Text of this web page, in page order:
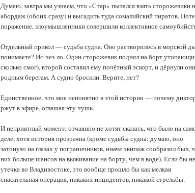
Думаю, завтра мы узнаем, что «Стар» пытался взять сторожевики
абордаж (обоих сразу) и высадить туда сомалийский пиратов.
поражение, злоумышленники совершили коллективное
Отдельный прикол — судьба судна. Оно растворилось в морской
понимаете? Ис-чез-ло. Один сторожевик поднял на борт
сколько смог), второй составил ему почётный эскорт, и дёрнули
родным берегам. А судно бросили. Верите, нет?
Единственное, что мне непонятно в этой истории — почему
ржут в эфире, оглашая эту чушь.
И неприятный момент: отчаянно не хотят сказать, что было на
деле, хотя история прозрачна (кроме судьбы судна; думаю, оно
затонуло на глазах у пограничников, иначе экипаж сообразил был,
них больше шансов на выживание на борту, чем в воде). Если бы не
утечка во Владивостоке, это вообще прошло бы как мелкая
спасательная операция, никаких инцидентов, никакой стрельбы.